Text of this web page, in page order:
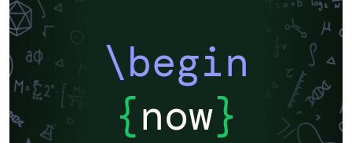
\begin
{now}